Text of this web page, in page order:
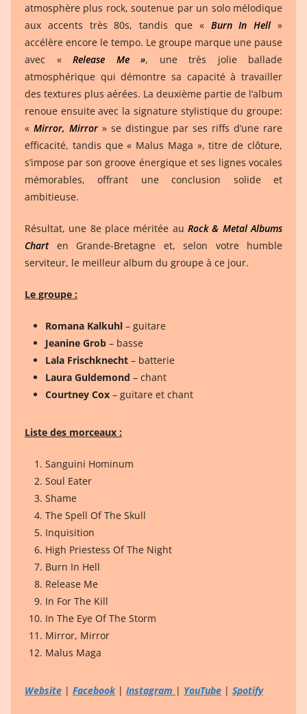
atmosphère plus rock, soutenue par un solo mélodique
aux accents très 80s, tandis que « Burn In Hell »
accélère encore le tempo. Le groupe marque une pause
avec « Release Me », une très jolie ballade
atmosphérique qui démontre sa capacité à travailler
des textures plus aérées. La deuxième partie de l’album
renoue ensuite avec la signature stylistique du groupe:
« Mirror, Mirror » se distingue par ses riffs d’une rare
efficacité, tandis que « Malus Maga », titre de clôture,
s’impose par son groove énergique et ses lignes vocales
mémorables, offrant une conclusion solide et
ambitieuse.
Résultat, une 8e place méritée au Rock & Metal Albums
Charten Grande-Bretagne et, selon votre humble
serviteur, le meilleur album du groupe à ce jour.
Le groupe :
Romana Kalkuhl – guitare
Jeanine Grob – basse
Lala Frischknecht – batterie
Laura Guldemond – chant
Courtney Cox – guitare et chant
Liste des morceaux :
Sanguini Hominum
Soul Eater
Shame
The Spell Of The Skull
Inquisition
High Priestess Of The Night
Burn In Hell
Release Me
In For The Kill
In The Eye Of The Storm
Mirror, Mirror
Malus Maga
Website | Facebook| Instagram | YouTube | Spotify